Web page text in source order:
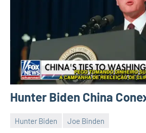
Hunter Biden China
Hunter Biden Joe Binden